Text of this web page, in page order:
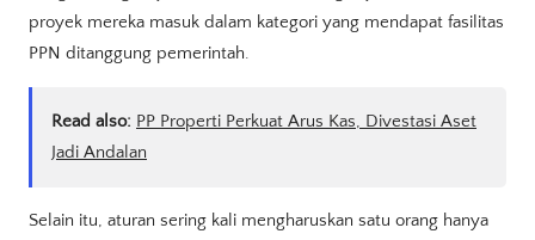
proyek mereka masuk dalam kategori yang mendapat fasilitas
PPN ditanggung pemerintah.
Read also: PP Properti Perkuat Arus Kas, Divestasi Aset
Jadi Andalan
Selain itu, aturan sering kali mengharuskan satu orang hanya